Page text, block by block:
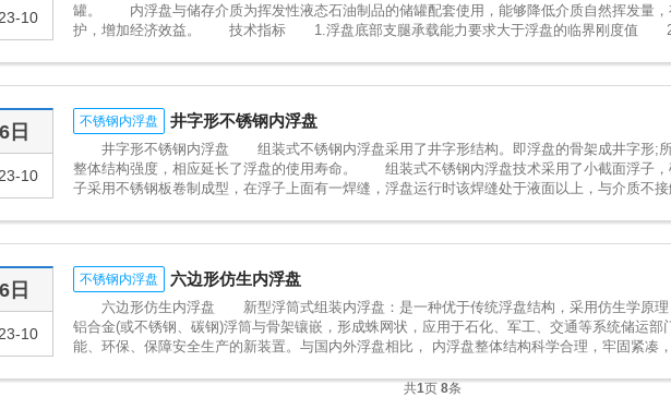
10
罐。 内浮盘与储存介质为挥发性液态石油制品的储罐配套使用，能够降低介质自然挥发量，
护，增加经济效益。 技术指标 1.浮盘底部支腿承载能力要求大于浮盘的临界刚度值
日
10
不锈钢内浮盘 井字形不锈钢内浮盘
井字形不锈钢内浮盘 组装式不锈钢内浮盘采用了井字形结构。即浮盘的骨架成井字形;所
整体结构强度，相应延长了浮盘的使用寿命。 组装式不锈钢内浮盘技术采用了小截面浮子，
子采用不锈钢板卷制成型，在浮子上面有一焊缝，浮盘运行时该焊缝处于液面以上，与介质不
日
10
不锈钢内浮盘 六边形仿生内浮盘
六边形仿生内浮盘 新型浮筒式组装内浮盘：是一种优于传统浮盘结构，采用仿生学原理
铝合金(或不锈钢、碳钢)浮筒与骨架镶嵌，形成蛛网状，应用于石化、军工、交通等系统储运
能、环保、保障安全生产的新装置。与国内外浮盘相比， 内浮盘整体结构科学合理，牢固紧凑
共1页 8条